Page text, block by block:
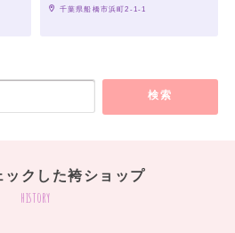
千葉県船橋市浜町2-1-1
検索
ックした袴ショップ
history